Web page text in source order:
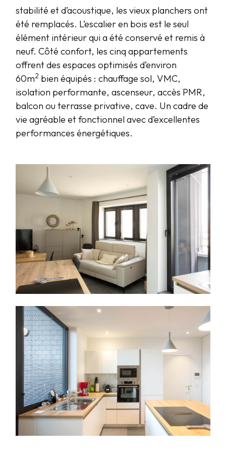
stabilité et d’acoustique, les vieux planchers ont
été remplacés. L’escalier en bois est le seul
élément intérieur qui a été conservé et remis à
neuf. Côté confort, les cinq appartements
offrent des espaces optimisés d’environ
60m2 bien équipés : chauffage sol, VMC,
isolation performante, ascenseur, accès PMR,
balcon ou terrasse privative, cave. Un cadre de
vie agréable et fonctionnel avec d’excellentes
performances énergétiques.